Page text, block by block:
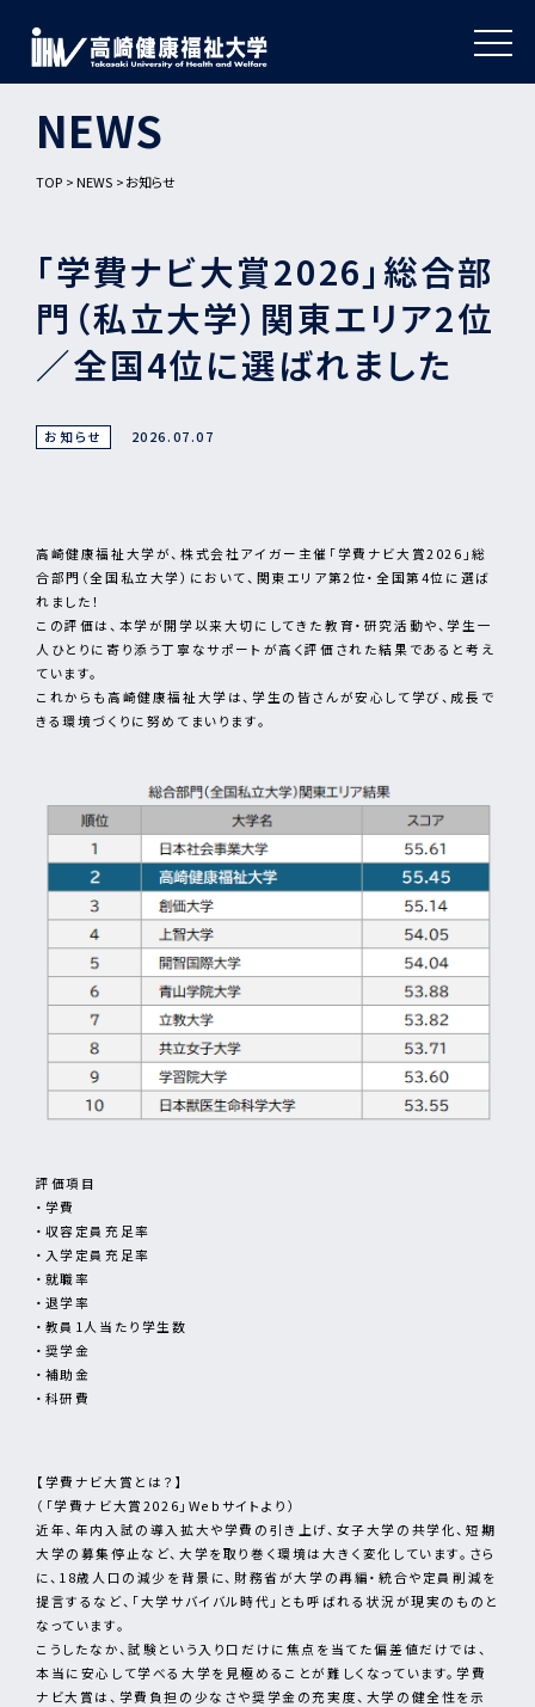
NEWS
TOP NEWS お知らせ
「学費ナビ大賞2026」総合部
門（私立大学）関東エリア2位
／全国4位に選ばれました
お知らせ 2026.07.07
高崎健康福祉大学が、株式会社アイガー主催「学費ナビ大賞2026」総
合部門（全国私立大学）において、関東エリア第2位・全国第4位に選ば
れました！
この評価は、本学が開学以来大切にしてきた教育・研究活動や、学生一
人ひとりに寄り添う丁寧なサポートが高く評価された結果であると考え
ています。
これからも高崎健康福祉大学は、学生の皆さんが安心して学び、成長で
きる環境づくりに努めてまいります。
評価項目
・学費
・収容定員充足率
・入学定員充足率
・就職率
・退学率
・教員1人当たり学生数
・奨学金
・補助金
・科研費
【学費ナビ大賞とは？】
（「学費ナビ大賞2026」Webサイトより）
近年、年内入試の導入拡大や学費の引き上げ、女子大学の共学化、短期
大学の募集停止など、大学を取り巻く環境は大きく変化しています。さら
に、18歳人口の減少を背景に、財務省が大学の再編・統合や定員削減を
提言するなど、「大学サバイバル時代」とも呼ばれる状況が現実のものと
なっています。
こうしたなか、試験という入り口だけに焦点を当てた偏差値だけでは、
本当に安心して学べる大学を見極めることが難しくなっています。学費
ナビ大賞は、学費負担の少なさや奨学金の充実度、大学の健全性を示